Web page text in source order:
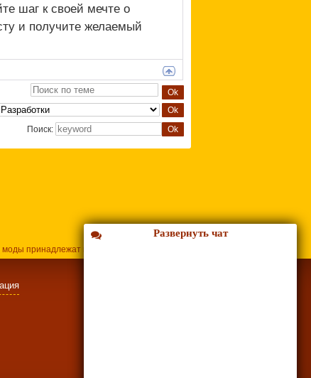
Развернуть чат
шаг к своей мечте о
и получите желаемый
Поиск:
принадлежат их владельцам.